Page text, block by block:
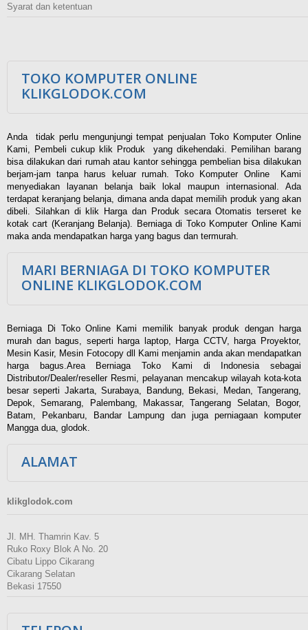
Syarat dan ketentuan
TOKO KOMPUTER ONLINE
KLIKGLODOK.COM
Anda tidak perlu mengunjungi tempat penjualan Toko Komputer Online
Kami, Pembeli cukup klik Produk yang dikehendaki. Pemilihan barang
bisa dilakukan dari rumah atau kantor sehingga pembelian bisa dilakukan
berjam-jam tanpa harus keluar rumah. Toko Komputer Online Kami
menyediakan layanan belanja baik lokal maupun internasional. Ada
terdapat keranjang belanja, dimana anda dapat memilih produk yang akan
dibeli. Silahkan di klik Harga dan Produk secara Otomatis terseret ke
kotak cart (Keranjang Belanja). Berniaga di Toko Komputer Online Kami
maka anda mendapatkan harga yang bagus dan termurah.
MARI BERNIAGA DI TOKO KOMPUTER
ONLINE KLIKGLODOK.COM
Berniaga Di Toko Online Kami memilik banyak produk dengan harga
murah dan bagus, seperti harga laptop, Harga CCTV, harga Proyektor,
Mesin Kasir, Mesin Fotocopy dll Kami menjamin anda akan mendapatkan
harga bagus.Area Berniaga Toko Kami di Indonesia sebagai
Distributor/Dealer/reseller Resmi, pelayanan mencakup wilayah kota-kota
besar seperti Jakarta, Surabaya, Bandung, Bekasi, Medan, Tangerang,
Depok, Semarang, Palembang, Makassar, Tangerang Selatan, Bogor,
Batam, Pekanbaru, Bandar Lampung dan juga perniagaan komputer
Mangga dua, glodok.
ALAMAT
klikglodok.com
Jl. MH. Thamrin Kav. 5
Ruko Roxy Blok A No. 20
Cibatu Lippo Cikarang
Cikarang Selatan
Bekasi 17550